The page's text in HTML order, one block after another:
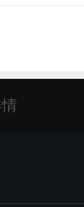
解决方案
查看更多
需要插卡